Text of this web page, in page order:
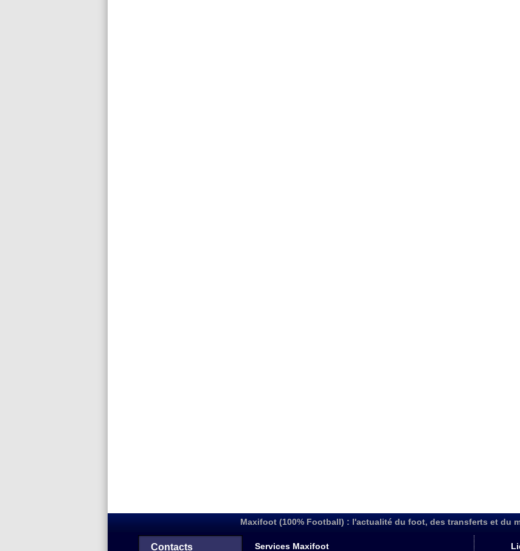
Maxifoot (100% Football) : l'actualité du foot, des transferts et du
Contacts Services Maxifoot